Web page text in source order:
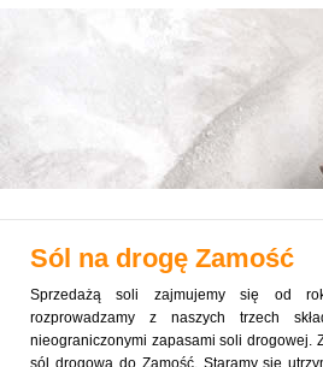
Sól na drogę Zamość
Sprzedażą soli zajmujemy się od
rozprowadzamy z naszych trzech
nieograniczonymi zapasami soli drogowej.
sól drogową do Zamość. Staramy się